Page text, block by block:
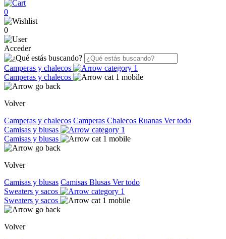
0
0
Acceder
Camperas y chalecos
Camperas y chalecos
Volver
Camperas y chalecos Camperas Chalecos Ruanas Ver todo
Camisas y blusas
Camisas y blusas
Volver
Camisas y blusas Camisas Blusas Ver todo
Sweaters y sacos
Sweaters y sacos
Volver